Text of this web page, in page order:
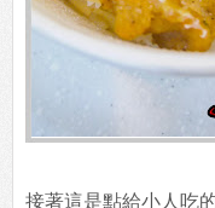
接著這是點給小人吃